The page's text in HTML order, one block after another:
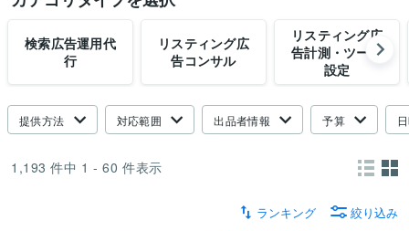
検索広告運用代
行
リスティング広
告コンサル
リスティング広
告計測・ツール
設定
提供方法 対応範囲 出品者情報 予算
1,193 件中 1 - 60 件表示
ランキング 絞り込み